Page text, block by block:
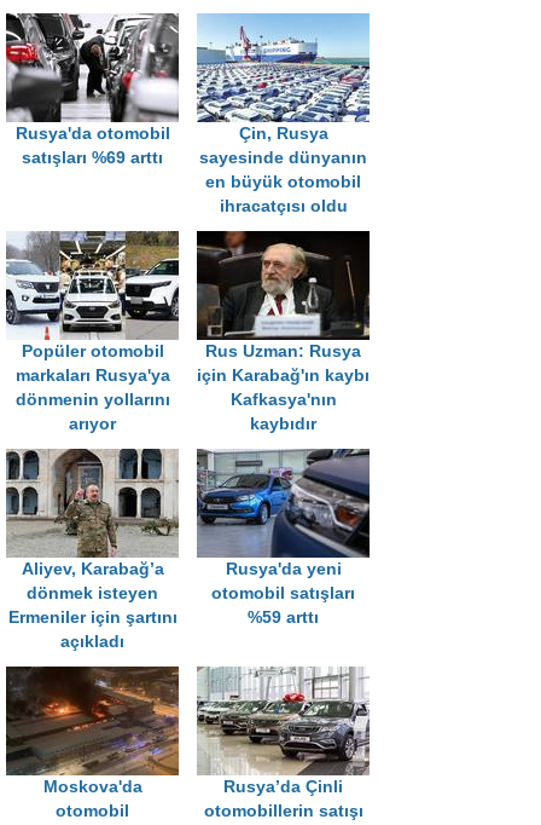
Rusya'da otomobil
satışları %69 arttı
Çin, Rusya
sayesinde dünyanın
en büyük otomobil
ihracatçısı oldu
Popüler otomobil
markaları Rusya'ya
dönmenin yollarını
arıyor
Rus Uzman: Rusya
için Karabağ'ın kaybı
Kafkasya'nın
kaybıdır
Aliyev, Karabağ’a
dönmek isteyen
Ermeniler için şartını
açıkladı
Rusya'da yeni
otomobil satışları
%59 arttı
Moskova'da
otomobil
Rusya’da Çinli
otomobillerin satışı